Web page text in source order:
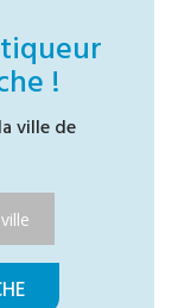
!
ville de